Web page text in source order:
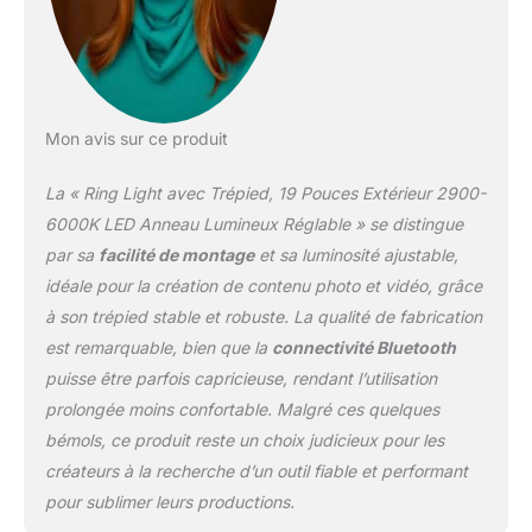
pouces; La conception
de scène à 3 pattes
assez stable et le
veuillez abaisser les trois
pattes. 【Selfie Controller
& IR Remote】- Vous
pouvez prendre des
photos directement avec
le contrôleur Selfie
Bluetooth sans fil ! Pas
besoin de toucher l'écran
super convivial ! Les Ring
Lights sont contrôlés via
la télécommande IR
jusqu'à 2.5 mètres de
Mon avis sur ce produit
La « Ring Light avec Trépied, 19 Pouces Extérieur 2900-
6000K LED Anneau Lumineux Réglable » se distingue
par sa facilité de montageet sa luminosité ajustable,
idéale pour la création de contenu photo et vidéo, grâce
à son trépied stable et robuste. La qualité de fabrication
est remarquable, bien que la connectivité Bluetooth
puisse être parfois capricieuse, rendant l’utilisation
prolongée moins confortable. Malgré ces quelques
bémols, ce produit reste un choix judicieux pour les
créateurs à la recherche d’un outil fiable et performant
pour sublimer leurs productions.